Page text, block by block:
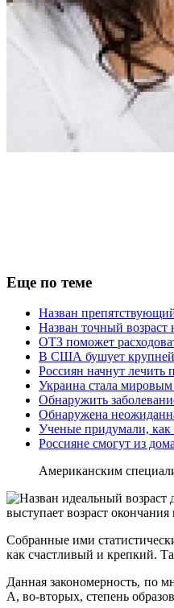
Еще по теме
Назван
Назван точный возраст
ОТЗ поможет
В США бушует
Россиян начнут
Украина стала
Обнаружить
Обнаружена
Ученые придумали, как
Россияне смогут из
Американским
выступает возраст окончания
Собранные ими
как счастливый и крепкий.
Данная закономерность, по
А, во-вторых, степень